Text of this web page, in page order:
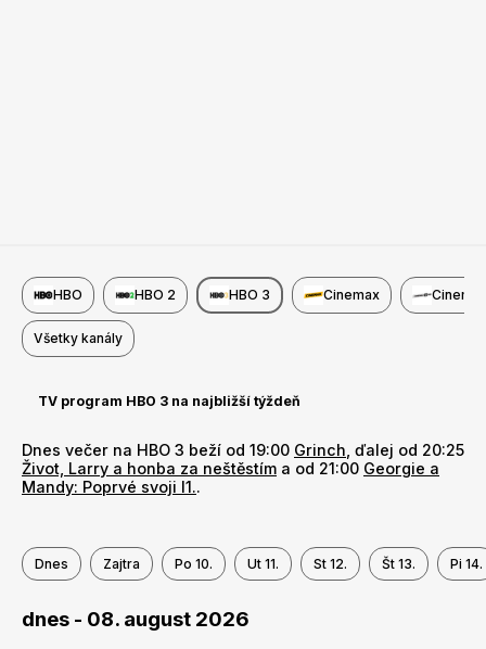
HBO HBO 2 HBO 3 Cinemax
Všetky kanály
TV program HBO 3 na najbližší týždeň
Dnes večer na HBO 3 beží od 19:00 Grinch , ďalej od 20:25
Život, Larry a honba za neštěstím a od 21:00 Georgie a
Mandy: Poprvé svoji I1..
Dnes Zajtra Po 10. Ut 11. St 12. Št 13. Pi 14.
dnes - 08. august 2026